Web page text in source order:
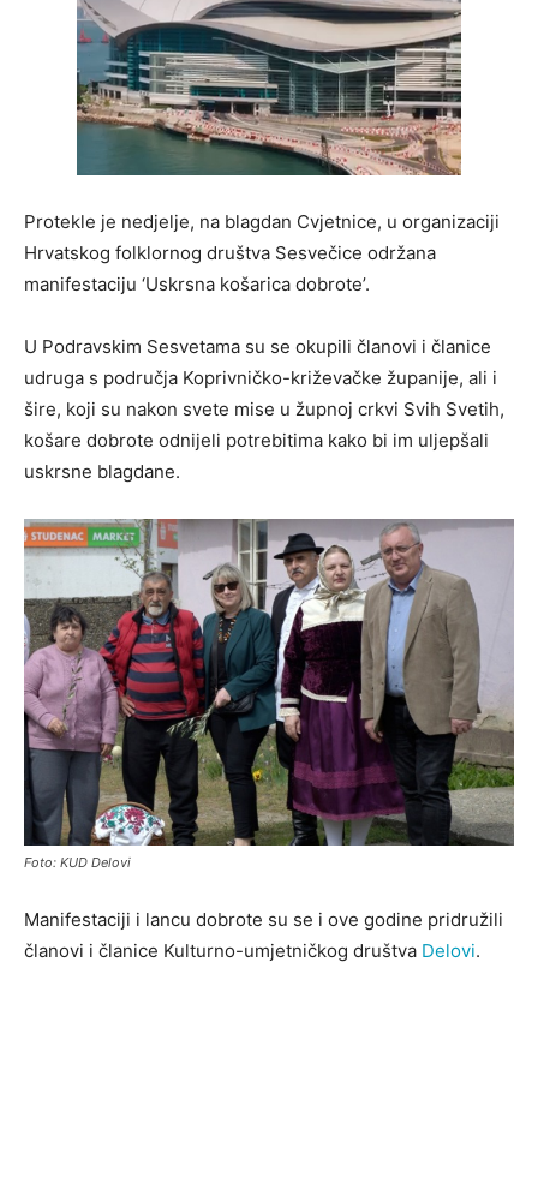
Protekle je nedjelje, na blagdan Cvjetnice, u organizaciji
Hrvatskog folklornog društva Sesvečice održana
manifestaciju ‘Uskrsna košarica dobrote’.
U Podravskim Sesvetama su se okupili članovi i članice
udruga s područja Koprivničko-križevačke županije, ali i
šire, koji su nakon svete mise u župnoj crkvi Svih Svetih,
košare dobrote odnijeli potrebitima kako bi im uljepšali
uskrsne blagdane.
Foto: KUD Delovi
Manifestaciji i lancu dobrote su se i ove godine pridružili
članovi i članice Kulturno-umjetničkog društva Delovi.